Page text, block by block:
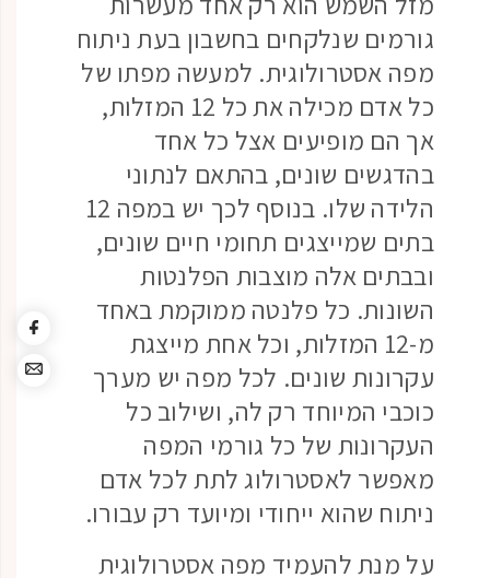
גורמים שנלקחים בחשבון בעת ניתוח
מפה אסטרולוגית. למעשה מפתו של
כל אדם מכילה את כל 12 המזלות,
אך הם מופיעים אצל כל אחד
בהדגשים שונים, בהתאם לנתוני
הלידה שלו. בנוסף לכך יש במפה 12
בתים שמייצגים תחומי חיים שונים,
ובבתים אלה מוצבות הפלנטות
השונות. כל פלנטה ממוקמת באחד
מ-12 המזלות, וכל אחת מייצגת
עקרונות שונים. לכל מפה יש מערך
כוכבי המיוחד רק לה, ושילוב כל
העקרונות של כל גורמי המפה
מאפשר לאסטרולוג לתת לכל אדם
ניתוח שהוא ייחודי ומיועד רק עבורו.
על מנת להעמיד מפה אסטרולוגית